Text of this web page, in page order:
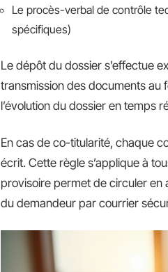
Le procès-verbal de contrôle
spécifiques)
Le dépôt du dossier s’effectue
transmission des documents au
l’évolution du dossier en temps
En cas de co-titularité, chaque
écrit. Cette règle s’applique à
provisoire permet de circuler en
du demandeur par courrier